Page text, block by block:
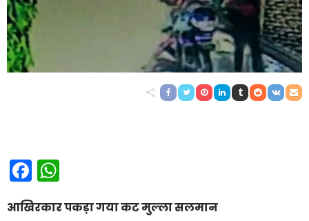
Facebook
आखिरकार पकड़ा गया कट मुल्ला सलमान